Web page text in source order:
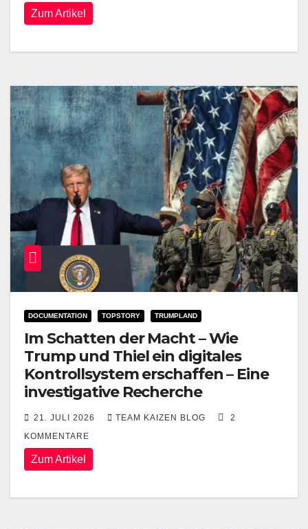
Zum Artikel
DOCUMENTATION TOPSTORY TRUMPLAND
Im Schatten der Macht – Wie
Trump und Thiel ein digitales
Kontrollsystem erschaffen – Eine
investigative Recherche
21. JULI 2026 TEAM KAIZEN BLOG
2
KOMMENTARE
Zum Artikel